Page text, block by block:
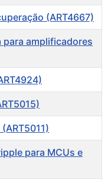
(ART4667)
para amplificadores
para MCUs e